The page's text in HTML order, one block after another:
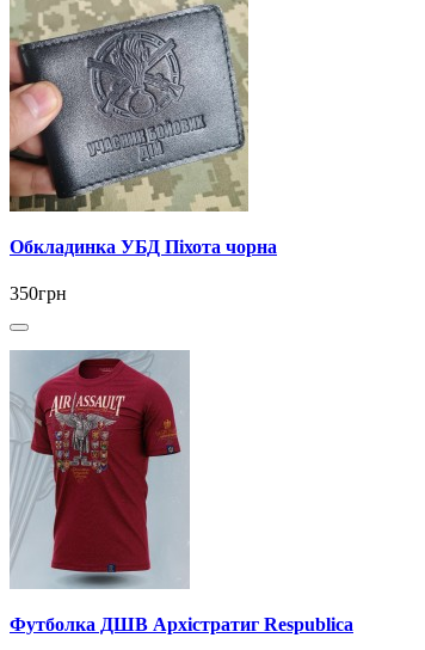
Обкладинка УБД Піхота чорна
350грн
Футболка ДШВ Архістратиг Respublica